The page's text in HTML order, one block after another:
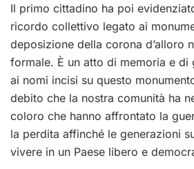
Il primo cittadino ha poi
ricordo collettivo legato ai
deposizione della corona d’alloro
formale. È un atto di memoria e di
ai nomi incisi su questo
debito che la nostra comunità ha
coloro che hanno affrontato la
la perdita affinché le generazioni
vivere in un Paese libero e